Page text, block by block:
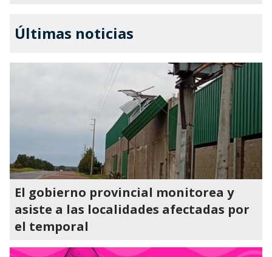
Últimas noticias
El gobierno provincial monitorea y
asiste a las localidades afectadas por
el temporal